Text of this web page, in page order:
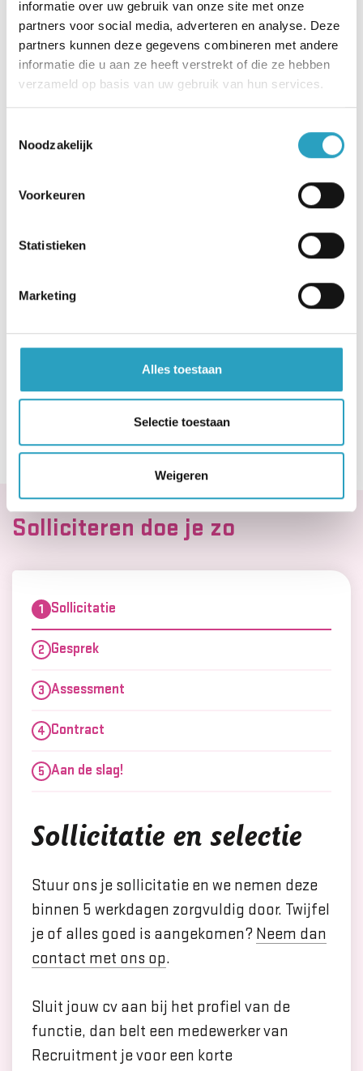
informatie over uw gebruik van onze site met onze
partners voor social media, adverteren en analyse. Deze
partners kunnen deze gegevens combineren met andere
informatie die u aan ze heeft verstrekt of die ze hebben
verzameld op basis van uw gebruik van hun services.
Noodzakelijk
Voorkeuren
Statistieken
Marketing
Alles toestaan
Selectie toestaan
Weigeren
AxionContinu in IJsselstein. Solliciteer direct
online!
Wil je meer informatie over de vacature? Bel of
whatsapp dan met Annemieke van der Mijden -
beeld van het werk, de werksfeer en jouw
Een assessment kan onderdeel zijn van de
wij een Verklaring Omtrent Gedrag (kosten worden
Solliciteer nu!
Solliciteren doe je zo
Sollicitatie
Gesprek
Assessment
Contract
Aan de slag!
Sollicitatie en selectie
Stuur ons je sollicitatie en we nemen deze
binnen 5 werkdagen zorgvuldig door. Twijfel
je of alles goed is aangekomen? Neem dan
contact met ons op.
Sluit jouw cv aan bij het profiel van de
functie, dan belt een medewerker van
Recruitment je voor een korte